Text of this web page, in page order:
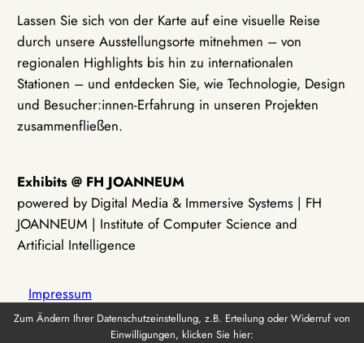
Lassen Sie sich von der Karte auf eine visuelle Reise
durch unsere Ausstellungsorte mitnehmen – von
regionalen Highlights bis hin zu internationalen
Stationen – und entdecken Sie, wie Technologie, Design
und Besucher:innen-Erfahrung in unseren Projekten
zusammenfließen.
Exhibits @ FH JOANNEUM
powered by Digital Media & Immersive Systems | FH
JOANNEUM | Institute of Computer Science and
Artificial Intelligence
Impressum
Zum Ändern Ihrer Datenschutzeinstellung, z.B. Erteilung oder Widerruf von
Einwilligungen, klicken Sie hier: